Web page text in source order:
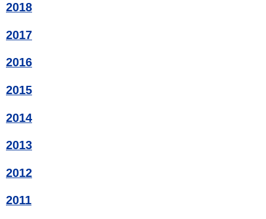
2018
2017
2016
2015
2014
2013
2012
2011